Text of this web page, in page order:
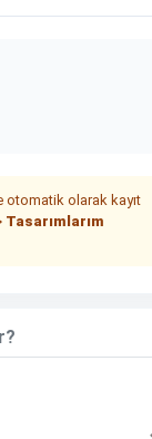
otomatik olarak kayıt
Tasarımlarım